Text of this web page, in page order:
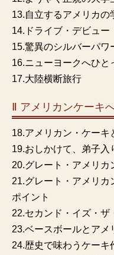
13.自立するアメリカの
14.ドライブ・デビュー
15.驚異のシルバーパワ
16.ニューヨークへひと
17.大陸横断旅行
Ⅱ アメリカンケーキ
18.アメリカン・ケーキ
19.おしかけて、弟子入
20.グレート・アメリカ
21.グレート・アメリ
ポイント
22.セカンド・イズ・ザ
23.ベースボールとアメ
24.歴史で味わうケーキ